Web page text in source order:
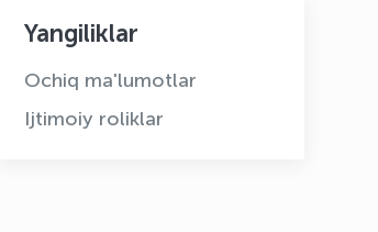
Yangiliklar
Ochiq ma'lumotlar
Ijtimoiy roliklar